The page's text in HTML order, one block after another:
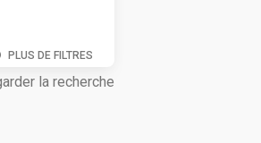
PLUS DE FILTRES
la recherche